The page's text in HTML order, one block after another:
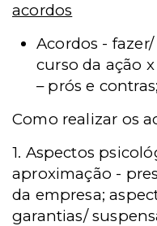
acordos
Acordos -
curso da ação
– prós e contras;
Como realizar os
1. Aspectos
aproximação -
da empresa;
garantias/